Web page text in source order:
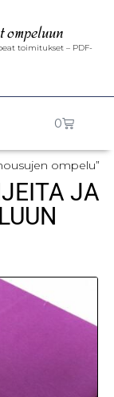
ompeluun
toimitukset – PDF-
0
ompelu”
JA